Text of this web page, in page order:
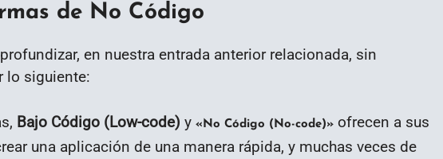
de No Código
en nuestra entrada anterior relacionada, sin
lo siguiente:
Bajo Código (Low-code) y «No Código (No-code)» ofrecen a sus
una aplicación de una manera rápida, y muchas veces de